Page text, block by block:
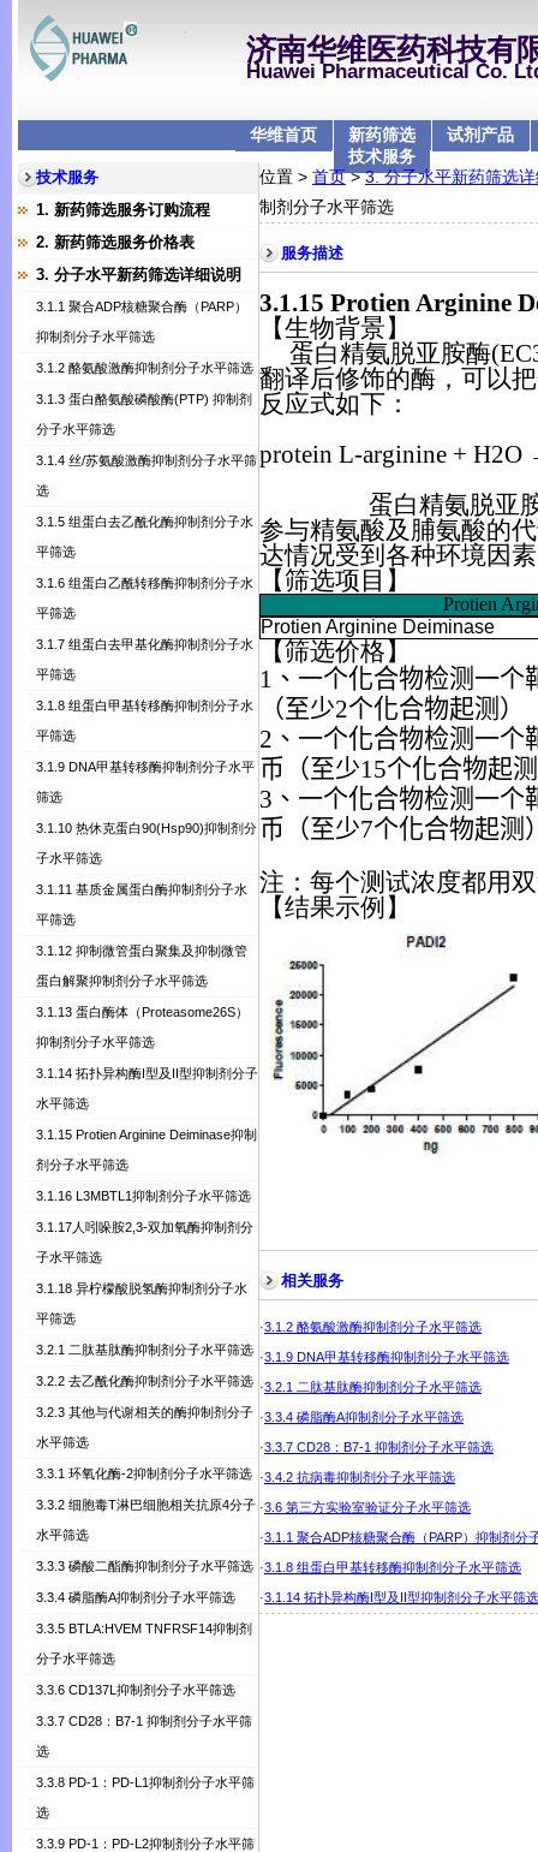
济南华维医药科技有
Huawei Pharmaceutical Co.
华维首页
新药筛选
技术服务
试剂产品
技术服务
1. 新药筛选服务订购流程
2. 新药筛选服务价格表
3. 分子水平新药筛选详细说明
3.1.1 聚合ADP核糖聚合酶（PARP）
抑制剂分子水平筛选
3.1.2 酪氨酸激酶抑制剂分子水平筛选
3.1.3 蛋白酪氨酸磷酸酶(PTP) 抑制剂
分子水平筛选
3.1.4 丝/苏氨酸激酶抑制剂分子水平筛
选
3.1.5 组蛋白去乙酰化酶抑制剂分子水
平筛选
3.1.6 组蛋白乙酰转移酶抑制剂分子水
平筛选
3.1.7 组蛋白去甲基化酶抑制剂分子水
平筛选
3.1.8 组蛋白甲基转移酶抑制剂分子水
平筛选
3.1.9 DNA甲基转移酶抑制剂分子水平
筛选
3.1.10 热休克蛋白90(Hsp90)抑制剂分
子水平筛选
3.1.11 基质金属蛋白酶抑制剂分子水
平筛选
3.1.12 抑制微管蛋白聚集及抑制微管
蛋白解聚抑制剂分子水平筛选
3.1.13 蛋白酶体（Proteasome26S）
抑制剂分子水平筛选
3.1.14 拓扑异构酶I型及II型抑制剂分子
水平筛选
3.1.15 Protien Arginine Deiminase抑制
剂分子水平筛选
3.1.16 L3MBTL1抑制剂分子水平筛选
3.1.17人吲哚胺2,3-双加氧酶抑制剂分
子水平筛选
3.1.18 异柠檬酸脱氢酶抑制剂分子水
平筛选
3.2.1 二肽基肽酶抑制剂分子水平筛选
3.2.2 去乙酰化酶抑制剂分子水平筛选
3.2.3 其他与代谢相关的酶抑制剂分子
水平筛选
3.3.1 环氧化酶-2抑制剂分子水平筛选
3.3.2 细胞毒T淋巴细胞相关抗原4分子
水平筛选
3.3.3 磷酸二酯酶抑制剂分子水平筛选
3.3.4 磷脂酶A抑制剂分子水平筛选
3.3.5 BTLA:HVEM TNFRSF14抑制剂
分子水平筛选
3.3.6 CD137L抑制剂分子水平筛选
3.3.7 CD28：B7-1 抑制剂分子水平筛
选
3.3.8 PD-1：PD-L1抑制剂分子水平筛
选
3.3.9 PD-1：PD-L2抑制剂分子水平筛
位置 > 首页>3. 分子水平新药筛选
制剂分子水平筛选
服务描述
3.1.15 Protien Arginine
【生物背景】
蛋白精氨脱亚胺酶
翻译后修饰的酶，可以
反应式如下：
protein L-arginine + H2O
蛋白精氨脱亚
参与精氨酸及脯氨酸的
达情况受到各种环境因
【筛选项目】
Protien
Protien Arginine Deiminase
【筛选价格】
1、一个化合物检测一个
（至少2个化合物起测）
2、一个化合物检测一个
币（至少15个化合物起
3、一个化合物检测一个
币（至少7个化合物起测
注：每个测试浓度都用
【结果示例】
相关服务
·3.1.2 酪氨酸激酶抑制剂分子水平筛选
·3.1.9 DNA甲基转移酶抑制剂分子水平筛选
·3.2.1 二肽基肽酶抑制剂分子水平筛选
·3.3.4 磷脂酶A抑制剂分子水平筛选
·3.3.7 CD28：B7-1 抑制剂分子水平筛选
·3.4.2 抗病毒抑制剂分子水平筛选
·3.6 第三方实验室验证分子水平筛选
·3.1.1 聚合ADP核糖聚合酶（PARP）抑制剂分
·3.1.8 组蛋白甲基转移酶抑制剂分子水平筛选
·3.1.14 拓扑异构酶I型及II型抑制剂分子水平筛选